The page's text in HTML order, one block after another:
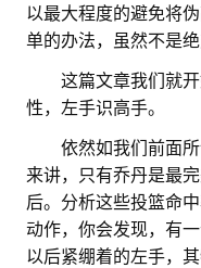
以最大程度的避免将
单的办法，虽然不是
这篇文章我们就
性，左手识高手。
依然如我们前面
来讲，只有乔丹是最
后。分析这些投篮命
动作，你会发现，有
以后紧绷着的左手，